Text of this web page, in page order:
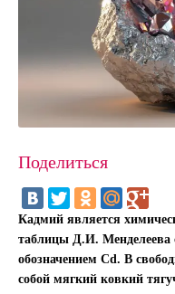
Поделиться
Кадмий является
таблицы Д.И.
обозначением Cd. В
собой мягкий ковкий